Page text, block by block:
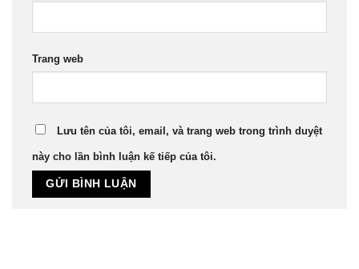
Trang web
Lưu tên của tôi, email, và trang web trong trình duyệt
này cho lần bình luận kế tiếp của tôi.